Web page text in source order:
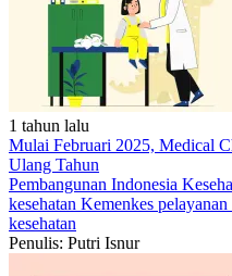
1 tahun lalu
Mulai Februari 2025, Medical
Ulang Tahun
Pembangunan Indonesia
kesehatan Kemenkes pelayanan
kesehatan
Penulis: Putri Isnur